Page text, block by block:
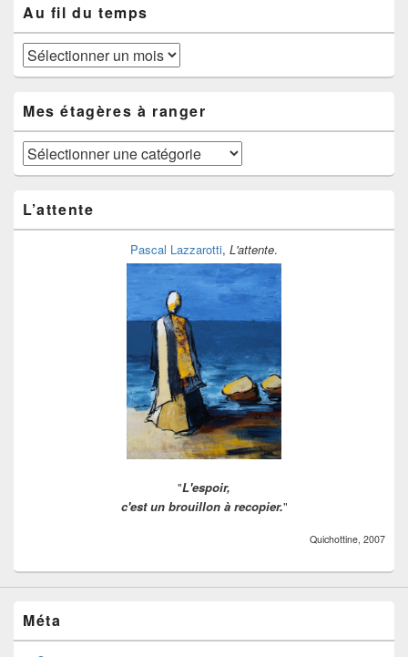
Au fil du temps
Au
fil
temps
Mes étagères à ranger
Mes
étagères
ranger
L’attente
Pascal Lazzarotti, L'attente.
"L'espoir,
c'est un brouillon à recopier."
Quichottine, 2007
Méta